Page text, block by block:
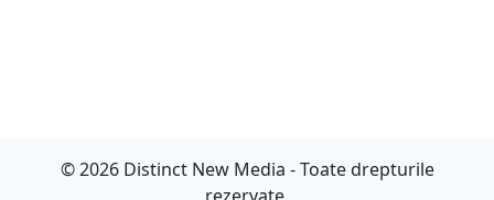
© 2026 Distinct New Media - Toate drepturile